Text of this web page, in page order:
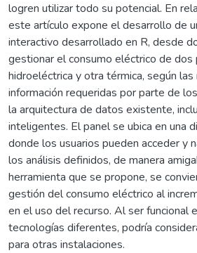
logren utilizar todo su potencial. En
este artículo expone el desarrollo de
interactivo desarrollado en R, desde
gestionar el consumo eléctrico de dos
hidroeléctrica y otra térmica, según
información requeridas por parte de
la arquitectura de datos existente,
inteligentes. El panel se ubica en una
donde los usuarios pueden acceder y
los análisis definidos, de manera
herramienta que se propone, se
gestión del consumo eléctrico al
en el uso del recurso. Al ser funcional
tecnologías diferentes, podría
para otras instalaciones.